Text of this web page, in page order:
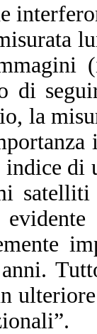
di
la
indice di
satelliti